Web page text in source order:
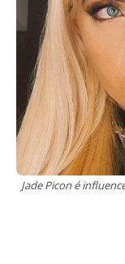
Jade Picon é